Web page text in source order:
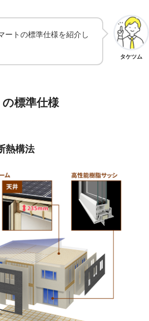
タケツム
ートの標準仕様を紹介し
標準仕様
熱構法